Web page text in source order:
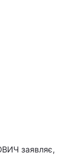
заявляє,